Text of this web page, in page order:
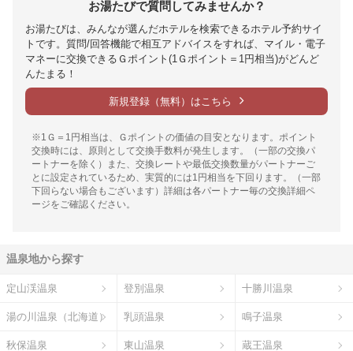
お湯たびで質問してみませんか？
お湯たびは、みんなが選んだホテルを検索できるホテル予約サイ
トです。質問/回答機能で相互アドバイスをすれば、マイル・電子
マネーに交換できるＧポイント(1Ｇポイント＝1円相当)がどんど
んたまる！
新規登録（無料）はこちら
※1Ｇ＝1円相当は、Ｇポイントの価値の目安となります。ポイント
交換時には、原則として交換手数料が発生します。（一部の交換パ
ートナーを除く）また、交換レートや最低交換数量がパートナーご
とに設定されているため、実質的には1円相当を下回ります。（一部
下回らない場合もございます）詳細は各パートナー毎の交換詳細ペ
ージをご確認ください。
温泉地から探す
定山渓温泉 登別温泉 十勝川温泉
湯の川温泉（北海道） 乳頭温泉 鳴子温泉
秋保温泉 東山温泉 蔵王温泉